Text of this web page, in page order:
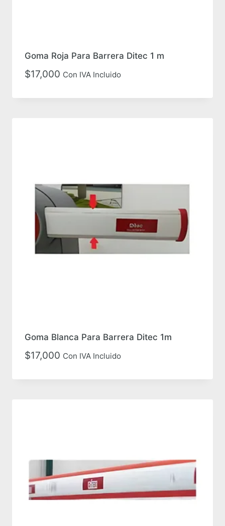
Goma Roja Para Barrera Ditec 1 m
$17,000 Con IVA Incluido
Goma Blanca Para Barrera Ditec 1m
$17,000 Con IVA Incluido